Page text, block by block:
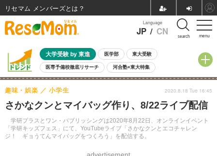
menu
Language
JP / CN search
大学受験 by 東進 医学部 東大受験
医専予備校徹底リサーチ 河合塾×東大特集
親子で考える大学選び 高校受験 中学受験 小学校受験
共通テスト 夏休み
8月開催イベント・WS 全国公立高校 過去問 人気記事
自由研究教材（小学生向け） 自由研究教材（中学生向け） ランキング
さかなクンとマイバッグ作り、8/22ライブ配信
学研プラスとワン・パブリッシングは2020年8月22日、オンラインイベント
「学研キッズフェス」にて、YouTubeライブ「さかなクンとエコチャレン
ジ！ ギョうてんマイバッグをつくろう」を配信する。
趣味・娯楽 小学生 2020.8.18 Tue 16:45
リセマム メンバーズ